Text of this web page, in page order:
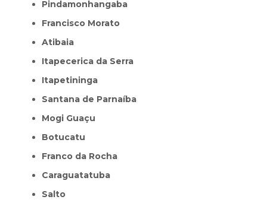
Pindamonhangaba
Francisco Morato
Atibaia
Itapecerica da Serra
Itapetininga
Santana de Parnaíba
Mogi Guaçu
Botucatu
Franco da Rocha
Caraguatatuba
Salto